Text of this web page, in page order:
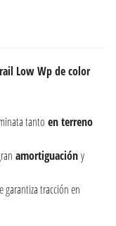
Low Wp de color
tanto en terreno
amortiguacióny
garantiza tracción en